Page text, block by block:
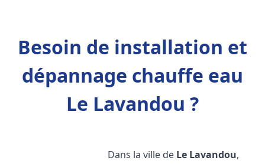
Besoin de installation et
dépannage chauffe eau
Le Lavandou ?
Dans la ville de Le Lavandou,